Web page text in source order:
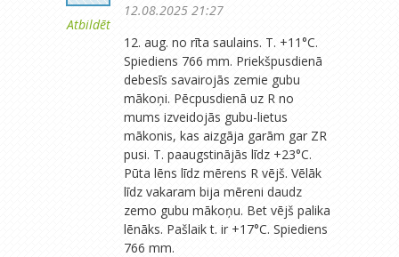
Atbildēt
12.08.2025 21:27
12. aug. no rīta saulains. T. +11°C.
Spiediens 766 mm. Priekšpusdienā
debesīs savairojās zemie gubu
mākoņi. Pēcpusdienā uz R no
mums izveidojās gubu-lietus
mākonis, kas aizgāja garām gar ZR
pusi. T. paaugstinājās līdz +23°C.
Pūta lēns līdz mērens R vējš. Vēlāk
līdz vakaram bija mēreni daudz
zemo gubu mākoņu. Bet vējš palika
lēnāks. Pašlaik t. ir +17°C. Spiediens
766 mm.